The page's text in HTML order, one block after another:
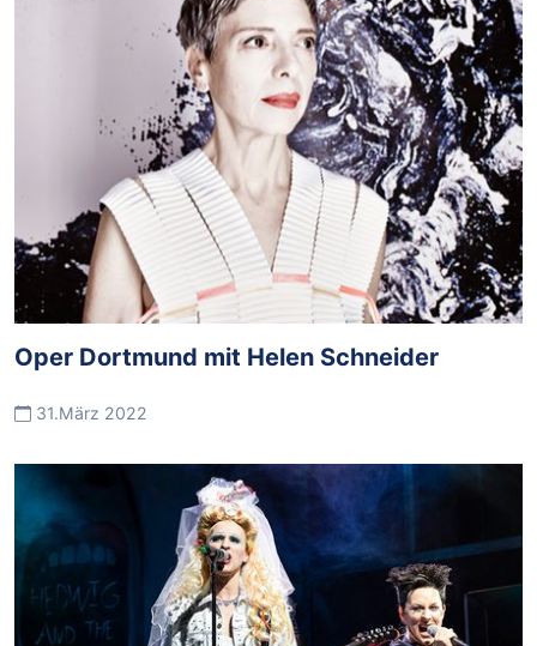
Oper Dortmund mit Helen Schneider
31.März 2022